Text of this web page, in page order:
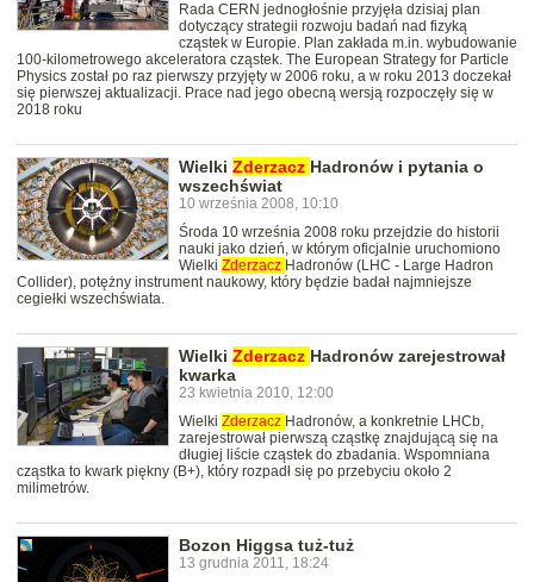
Rada CERN jednogłośnie przyjęła dzisiaj plan
dotyczący strategii rozwoju badań nad fizyką
cząstek w Europie. Plan zakłada m.in. wybudowanie
100-kilometrowego akceleratora cząstek. The European Strategy for Particle
Physics został po raz pierwszy przyjęty w 2006 roku, a w roku 2013 doczekał
się pierwszej aktualizacji. Prace nad jego obecną wersją rozpoczęły się w
2018 roku
Wielki Zderzacz Hadronów i pytania o
wszechświat
10 września 2008, 10:10
Środa 10 września 2008 roku przejdzie do historii
nauki jako dzień, w którym oficjalnie uruchomiono
Wielki Zderzacz Hadronów (LHC - Large Hadron
Collider), potężny instrument naukowy, który będzie badał najmniejsze
cegiełki wszechświata.
Wielki Zderzacz Hadronów zarejestrował
kwarka
23 kwietnia 2010, 12:00
Wielki Zderzacz Hadronów, a konkretnie LHCb,
zarejestrował pierwszą cząstkę znajdującą się na
długiej liście cząstek do zbadania. Wspomniana
cząstka to kwark piękny (B+), który rozpadł się po przebyciu około 2
milimetrów.
Bozon Higgsa tuż-tuż
13 grudnia 2011, 18:24